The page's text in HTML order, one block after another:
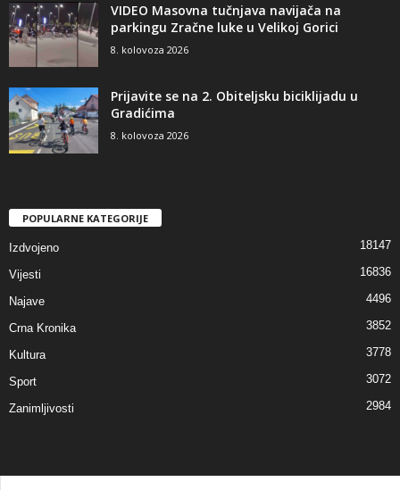
VIDEO Masovna tučnjava navijača na
parkingu Zračne luke u Velikoj Gorici
8. kolovoza 2026
Prijavite se na 2. Obiteljsku biciklijadu u
Gradićima
8. kolovoza 2026
POPULARNE KATEGORIJE
Izdvojeno 18147
Vijesti 16836
Najave 4496
Crna Kronika 3852
Kultura 3778
Sport 3072
Zanimljivosti 2984